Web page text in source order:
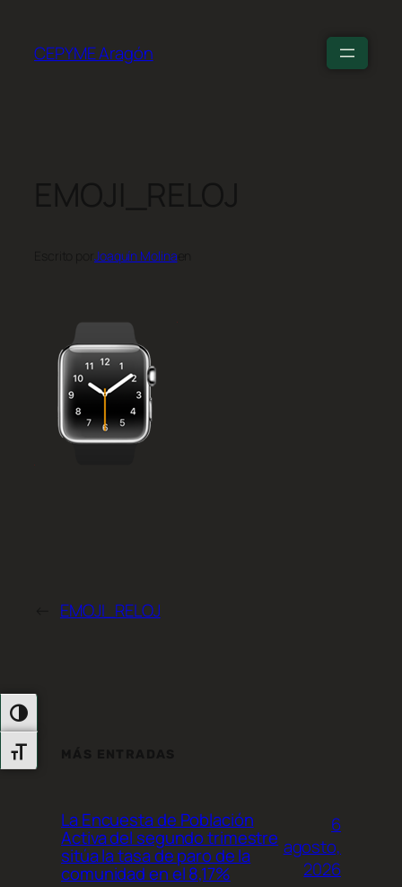
Alternar Alto Contraste
Alternar Tamaño De Letra
CEPYME Aragón
Joaquín Molina
EMOJI_RELOJ
La Encuesta de Población
Activa del segundo trimestre
sitúa la tasa de paro de la
comunidad en el 8,17%
6
agosto,
2026